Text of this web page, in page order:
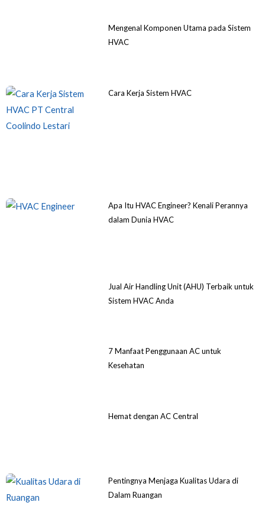
Mengenal Komponen Utama pada Sistem
HVAC
Cara Kerja Sistem HVAC
Apa Itu HVAC Engineer? Kenali Perannya
dalam Dunia HVAC
Jual Air Handling Unit (AHU) Terbaik untuk
Sistem HVAC Anda
7 Manfaat Penggunaan AC untuk
Kesehatan
Hemat dengan AC Central
Pentingnya Menjaga Kualitas Udara di
Dalam Ruangan